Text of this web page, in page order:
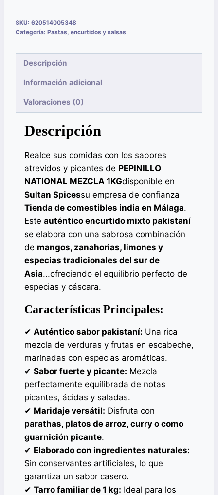
SKU: 620514005348
Categoría: Pastas, encurtidos y salsas
Descripción
Información adicional
Valoraciones (0)
Descripción
Realce sus comidas con los sabores
atrevidos y picantes de PEPINILLO
NATIONAL MEZCLA 1KGdisponible en
Sultan Spicessu empresa de confianza
Tienda de comestibles india en Málaga.
Este auténtico encurtido mixto pakistaní
se elabora con una sabrosa combinación
de mangos, zanahorias, limones y
especias tradicionales del sur de
Asia...ofreciendo el equilibrio perfecto de
especias y cáscara.
Características Principales:
✔ Auténtico sabor pakistaní: Una rica
mezcla de verduras y frutas en escabeche,
marinadas con especias aromáticas.
✔ Sabor fuerte y picante: Mezcla
perfectamente equilibrada de notas
picantes, ácidas y saladas.
✔ Maridaje versátil: Disfruta con
parathas, platos de arroz, curry o como
guarnición picante.
✔ Elaborado con ingredientes naturales:
Sin conservantes artificiales, lo que
garantiza un sabor casero.
✔ Tarro familiar de 1 kg: Ideal para los